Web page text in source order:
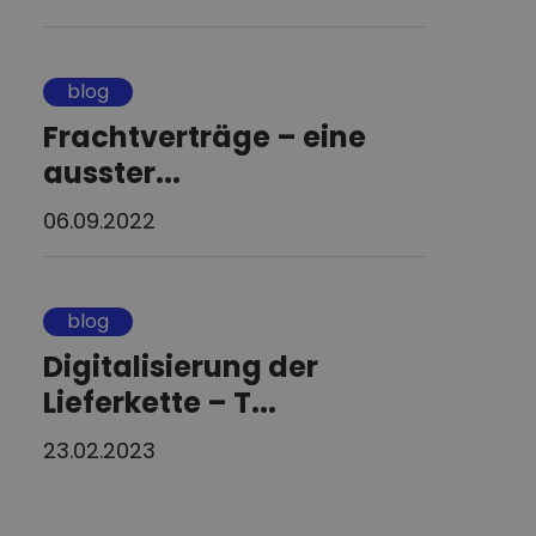
blog
Frachtverträge – eine
ausster...
06.09.2022
blog
Digitalisierung der
Lieferkette – T...
23.02.2023